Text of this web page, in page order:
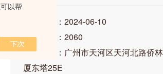
以帮
发布时间：2024-06-10
访问次数：2060
公司地址：广州市天河区天河北路侨
厦东塔25E